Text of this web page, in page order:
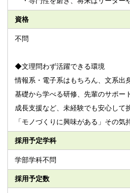
資格
不問
◆文理問わず活躍できる環境
情報系・電子系はもちろん、文系出
基礎から学べる研修、先輩のサポー
成長支援など、未経験でも安心して
「モノづくりに興味がある」その気
採用予定学科
学部学科不問
採用予定数